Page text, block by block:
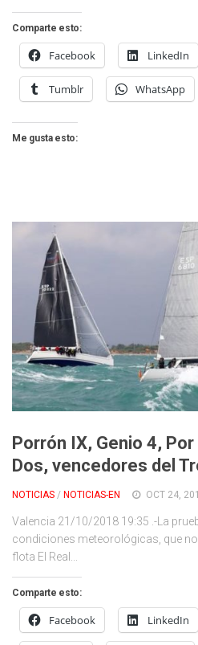
Comparte esto:
Facebook LinkedIn
Tumblr WhatsApp
Me gusta esto:
Porrón IX, Genio 4,
Dos, vencedores del
NOTICIAS / NOTICIAS-EN OCT 24,
Valencia 21/10/2018 19:35 .-La
condiciones meteorológicas, que
flota El Real...
Comparte esto:
Facebook LinkedIn